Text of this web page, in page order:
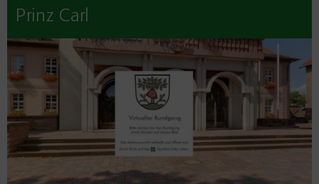
Prinz Carl